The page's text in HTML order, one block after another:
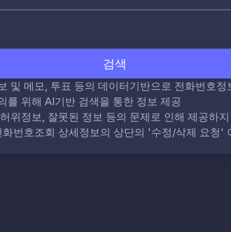
검색
및 메모, 투표 등의 데이터기반으로 전화번호정
를 위해 AI기반 검색을 통한 정보 제공
위정보, 잘못된 정보 등의 문제로 인해 제공하
번호조회 상세정보의 상단의 '수정/삭제 요청'